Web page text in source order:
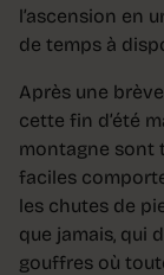
l’ascension en
de temps à
Après une
cette fin d’été
montagne sont
faciles
les chutes de
que jamais, qui
gouffres où